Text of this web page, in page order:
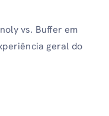
vs. Buffer em
geral do